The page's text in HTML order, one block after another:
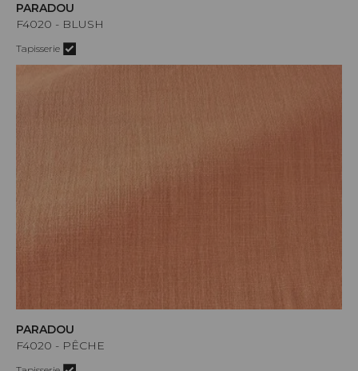
PARADOU
F4020 - BLUSH
Tapisserie
PARADOU
F4020 - PÊCHE